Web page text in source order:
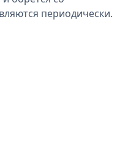
периодически.